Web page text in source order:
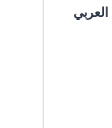
العربي